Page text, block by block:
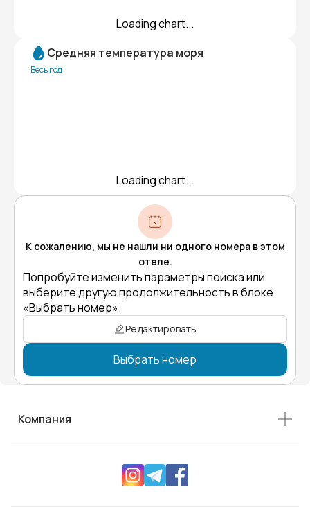
Loading chart...
Средняя температура моря
Весь год
Loading chart...
К сожалению, мы не нашли ни одного номера в этом
отеле.
Попробуйте изменить параметры поиска или
выберите другую продолжительность в блоке
«Выбрать номер».
Редактировать
Выбрать номер
Компания